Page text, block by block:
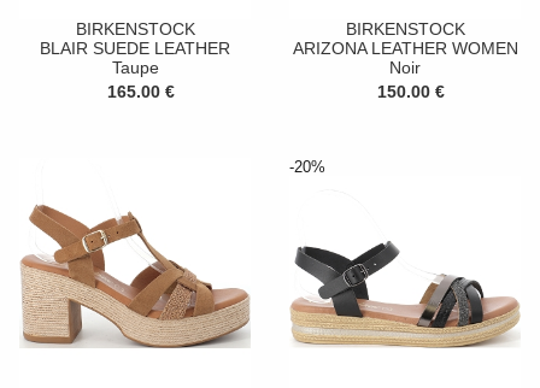
BIRKENSTOCK
BLAIR SUEDE LEATHER
Taupe
165.00 €
BIRKENSTOCK
ARIZONA LEATHER WOMEN
Noir
150.00 €
-20%